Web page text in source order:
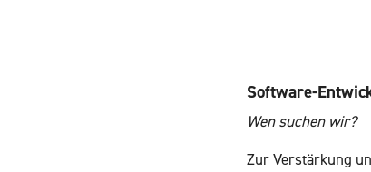
Soft­ware-
Wen su­chen wir?
Zur Ver­stär­kung